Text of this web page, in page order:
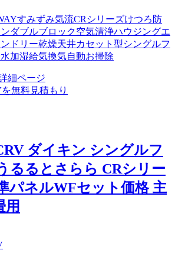
すみずみ気流CRシリーズけつろ防
ダブルブロック空気清浄ハウジングエ
ドリー乾燥天井カセット型シングルフ
加湿給気換気自動お掃除
ダイキン シングルフ
るるとさらら CRシリー
パネルWFセット価格 主
用